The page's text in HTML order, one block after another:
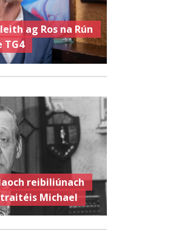
ag Ros na Rún
TG4
reibiliúnach
Michael